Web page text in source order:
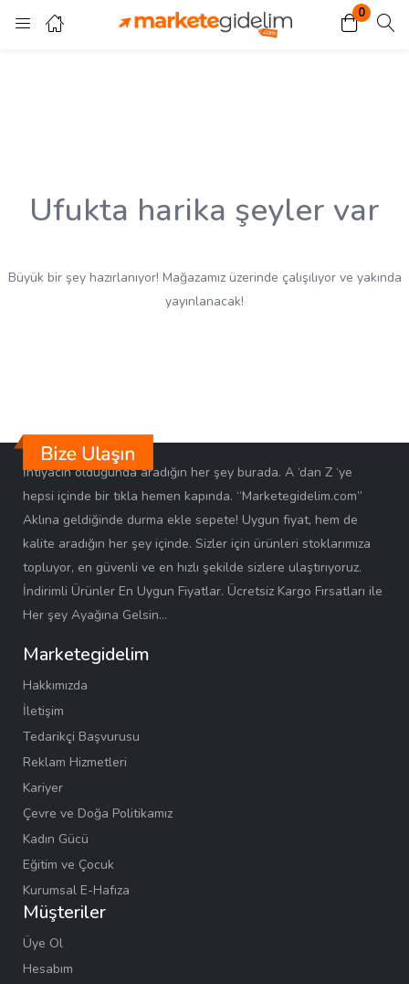
0
Giriş Kayıt ol
Ufukta harika şeyler var
Büyük bir şey hazırlanıyor! Mağazamız üzerinde çalışılıyor ve yakında
yayınlanacak!
İhtiyacın olduğunda aradığın her şey burada. A ‘dan Z ‘ye
hepsi içinde bir tıkla hemen kapında. “Marketegidelim.com”
Aklına geldiğinde durma ekle sepete! Uygun fiyat, hem de
kalite aradığın her şey içinde. Sizler için ürünleri stoklarımıza
topluyor, en güvenli ve en hızlı şekilde sizlere ulaştırıyoruz.
İndirimli Ürünler En Uygun Fiyatlar. Ücretsiz Kargo Fırsatları ile
Her şey Ayağına Gelsin…
Marketegidelim
Hakkımızda
İletişim
Tedarikçi Başvurusu
Reklam Hizmetleri
Kariyer
Çevre ve Doğa Politikamız
Kadın Gücü
Eğitim ve Çocuk
Kurumsal E-Hafıza
Müşteriler
Üye Ol
Hesabım